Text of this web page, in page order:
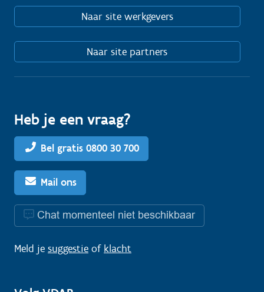
Naar site werkgevers
Naar site partners
Heb je een vraag?
Bel gratis 0800 30 700
Mail ons
Chat momenteel niet beschikbaar
Meld je suggestie of klacht